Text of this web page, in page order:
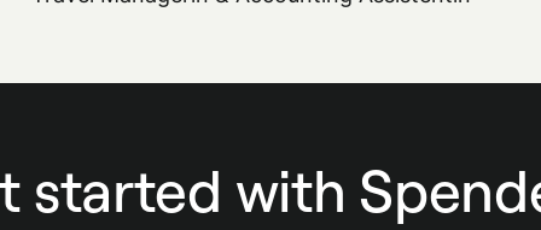
started with